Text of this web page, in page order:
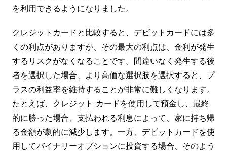
を利用できるようになりました。
クレジットカードと比較すると、デビットカードには多
くの利点がありますが、その最大の利点は、金利が発生
するリスクがなくなることです。間違いなく発生する後
者を選択した場合、より高価な選択肢を選択すると、プ
ラスの利益率を維持することが非常に難しくなります。
たとえば、クレジット カードを使用して預金し、最終
的に勝った場合、支払われる利息によって、家に持ち帰
る金額が劇的に減少します。一方、デビットカードを使
用してバイナリーオプションに投資する場合、そのよう